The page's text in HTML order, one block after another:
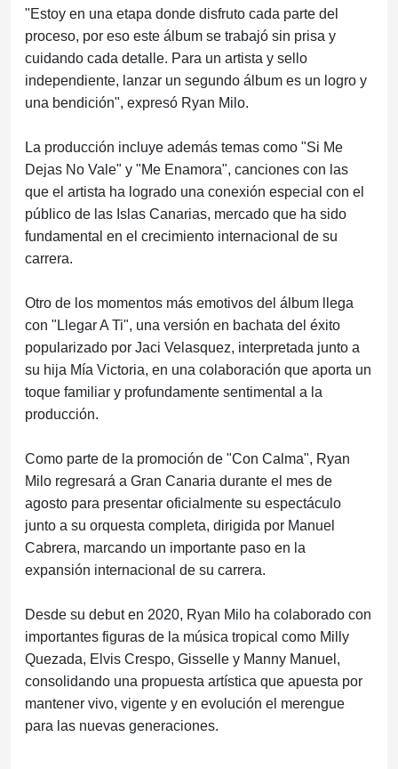
"Estoy en una etapa donde disfruto cada parte del
proceso, por eso este álbum se trabajó sin prisa y
cuidando cada detalle. Para un artista y sello
independiente, lanzar un segundo álbum es un logro y
una bendición", expresó Ryan Milo.
La producción incluye además temas como "Si Me
Dejas No Vale" y "Me Enamora", canciones con las
que el artista ha logrado una conexión especial con el
público de las Islas Canarias, mercado que ha sido
fundamental en el crecimiento internacional de su
carrera.
Otro de los momentos más emotivos del álbum llega
con "Llegar A Ti", una versión en bachata del éxito
popularizado por Jaci Velasquez, interpretada junto a
su hija Mía Victoria, en una colaboración que aporta un
toque familiar y profundamente sentimental a la
producción.
Como parte de la promoción de "Con Calma", Ryan
Milo regresará a Gran Canaria durante el mes de
agosto para presentar oficialmente su espectáculo
junto a su orquesta completa, dirigida por Manuel
Cabrera, marcando un importante paso en la
expansión internacional de su carrera.
Desde su debut en 2020, Ryan Milo ha colaborado con
importantes figuras de la música tropical como Milly
Quezada, Elvis Crespo, Gisselle y Manny Manuel,
consolidando una propuesta artística que apuesta por
mantener vivo, vigente y en evolución el merengue
para las nuevas generaciones.